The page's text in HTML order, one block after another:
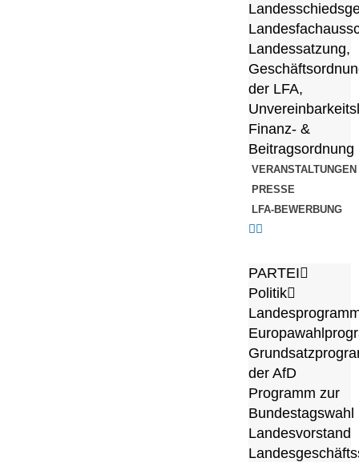
Landessatzung,
der LFA,
Finanz- &
Beitragsordnung
VERANSTALTUNGEN
PRESSE
LFA-BEWERBUNG
PARTEI
Politik
der AfD
Programm zur
Bundestagswahl
Landesvorstand